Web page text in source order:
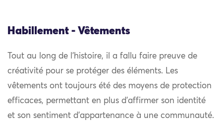
Habillement - Vêtements
Tout au long de l’histoire, il a fallu faire preuve de
créativité pour se protéger des éléments. Les
vêtements ont toujours été des moyens de protection
efficaces, permettant en plus d’affirmer son identité
et son sentiment d’appartenance à une communauté.